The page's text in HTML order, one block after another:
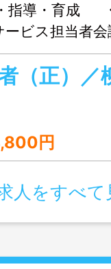
指導・育成
担当者会
ン
ク ◇ケアカ
援助 など 実
）でしてい
きる為、残業
テムの処理
ますのでご安
円
人をすべて